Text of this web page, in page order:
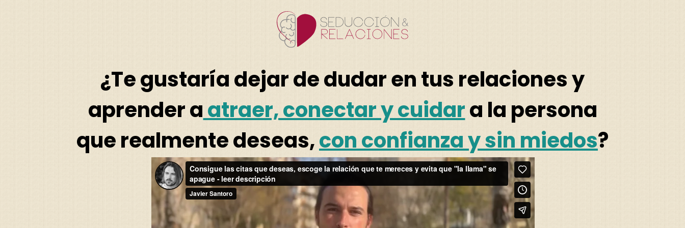
¿Te gustaría dejar de dudar en tus relaciones y
aprender aatraer, conectar y cuidara la persona
que realmente deseas,con confianza y sin miedos?